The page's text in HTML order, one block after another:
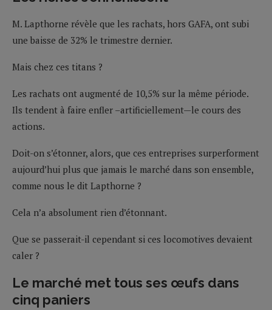
M. Lapthorne révèle que les rachats, hors GAFA, ont subi
une baisse de 32% le trimestre dernier.
Mais chez ces titans ?
Les rachats ont augmenté de 10,5% sur la même période.
Ils tendent à faire enfler –artificiellement—le cours des
actions.
Doit-on s’étonner, alors, que ces entreprises surperforment
aujourd’hui plus que jamais le marché dans son ensemble,
comme nous le dit Lapthorne ?
Cela n’a absolument rien d’étonnant.
Que se passerait-il cependant si ces locomotives devaient
caler ?
Le marché met tous ses œufs dans
cinq paniers